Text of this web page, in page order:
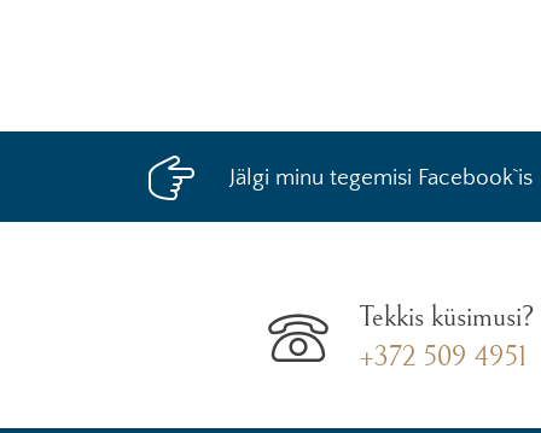
Jälgi minu tegemisi Facebook`is
Tekkis
+372 509 4951